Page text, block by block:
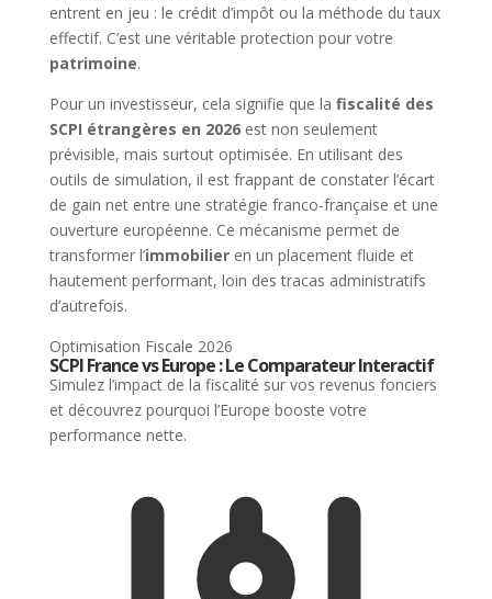
entrent en jeu : le crédit d’impôt ou la méthode du taux
effectif. C’est une véritable protection pour votre
patrimoine.
Pour un investisseur, cela signifie que la fiscalité des
SCPI étrangères en 2026est non seulement
prévisible, mais surtout optimisée. En utilisant des
outils de simulation, il est frappant de constater l’écart
de gain net entre une stratégie franco-française et une
ouverture européenne. Ce mécanisme permet de
transformer l’immobilieren un placement fluide et
hautement performant, loin des tracas administratifs
d’autrefois.
Optimisation Fiscale 2026
SCPI France vs Europe :Le Comparateur Interactif
Simulez l’impact de la fiscalité sur vos revenus fonciers
et découvrez pourquoi l’Europe booste votre
performance nette.